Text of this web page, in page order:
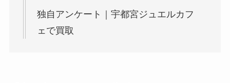
独自アンケート｜宇都宮ジュエルカフ
ェで買取